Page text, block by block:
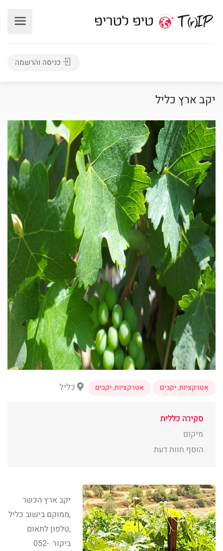
כניסה והרשמה
יקב ארץ כליל
אטרקציות,יקבים אטרקציות,יקבים כליל
סקירה כללית
מיקום
הוסף חוות דעת
יקב ארץ הכשר
,ממוקם בישוב כליל
,טלפון לתאום
ביקור 052-